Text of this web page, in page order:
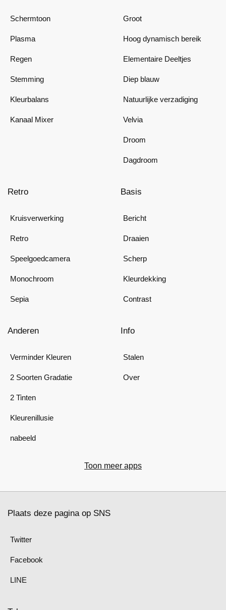
Schermtoon
Plasma
Regen
Stemming
Kleurbalans
Kanaal Mixer
Groot
Hoog dynamisch bereik
Elementaire Deeltjes
Diep blauw
Natuurlijke verzadiging
Velvia
Droom
Dagdroom
Retro
Kruisverwerking
Retro
Speelgoedcamera
Monochroom
Sepia
Basis
Bericht
Draaien
Scherp
Kleurdekking
Contrast
Anderen
Verminder Kleuren
2 Soorten Gradatie
2 Tinten
Kleurenillusie
nabeeld
Info
Stalen
Over
Toon meer apps
Plaats deze pagina op SNS
Twitter
Facebook
LINE